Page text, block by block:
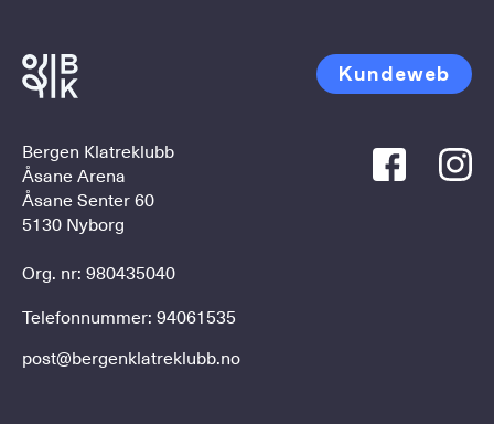
Bergen Klatreklubb
Åsane Arena
Åsane Senter 60
5130 Nyborg
Org. nr: 980435040
Telefonnummer: 94061535
post@bergenklatreklubb.no
Kundeweb